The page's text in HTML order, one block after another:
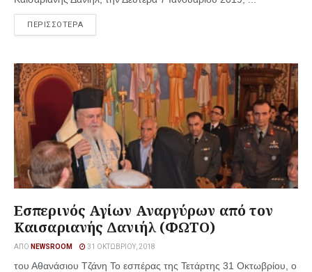
ΠΕΡΙΣΣΟΤΕΡΑ
Εσπερινός Αγίων Αναργύρων από τον
Καισαριανής Δανιήλ (ΦΩΤΟ)
ΑΠΌ NEWSROOM 31 ΟΚΤΩΒΡΊΟΥ, 2018
του Αθανάσιου Τζάνη Το εσπέρας της Τετάρτης 31 Οκτωβρίου, ο